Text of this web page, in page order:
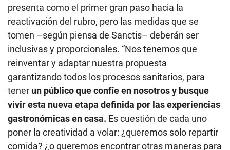
presenta como el primer gran paso hacia la
reactivación del rubro, pero las medidas que se
tomen –según piensa de Sanctis– deberán ser
inclusivas y proporcionales. “Nos tenemos que
reinventar y adaptar nuestra propuesta
garantizando todos los procesos sanitarios, para
tener un público que confíe en nosotros y busque
vivir esta nueva etapa definida por las experiencias
gastronómicas en casa. Es cuestión de cada uno
poner la creatividad a volar: ¿queremos solo repartir
comida? ¿o queremos encontrar otras maneras para